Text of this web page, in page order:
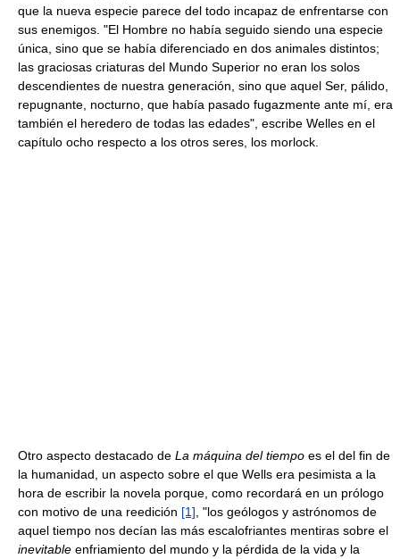
que la nueva especie parece del todo incapaz de enfrentarse con
sus enemigos. "El Hombre no había seguido siendo una especie
única, sino que se había diferenciado en dos animales distintos;
las graciosas criaturas del Mundo Superior no eran los solos
descendientes de nuestra generación, sino que aquel Ser, pálido,
repugnante, nocturno, que había pasado fugazmente ante mí, era
también el heredero de todas las edades", escribe Welles en el
capítulo ocho respecto a los otros seres, los morlock.
Otro aspecto destacado de La máquina del tiempo es el del fin de
la humanidad, un aspecto sobre el que Wells era pesimista a la
hora de escribir la novela porque, como recordará en un prólogo
con motivo de una reedición [1] , "los geólogos y astrónomos de
aquel tiempo nos decían las más escalofriantes mentiras sobre el
inevitable enfriamiento del mundo y la pérdida de la vida y la